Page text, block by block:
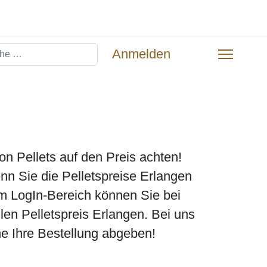
Anmelden
Pellets auf den Preis achten!
Sie die Pelletspreise Erlangen
LogIn-Bereich können Sie bei
Pelletspreis Erlangen. Bei uns
Ihre Bestellung abgeben!